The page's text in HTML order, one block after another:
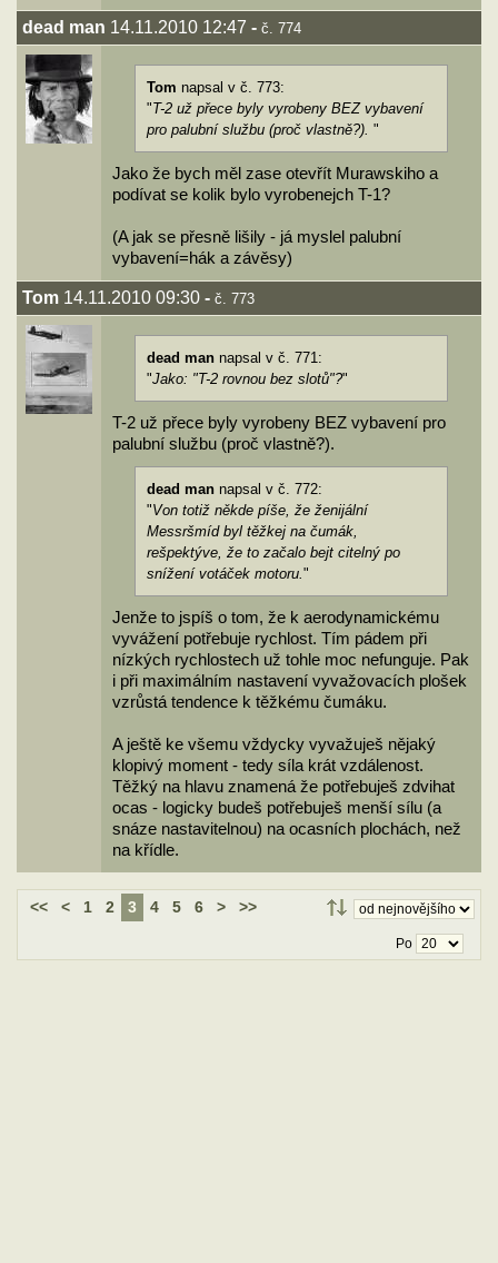
dead man 14.11.2010 12:47 - č. 774
Tom napsal v č. 773:
"T-2 už přece byly vyrobeny BEZ vybavení
pro palubní službu (proč vlastně?). "
Jako že bych měl zase otevřít Murawskiho a
podívat se kolik bylo vyrobenejch T-1?
(A jak se přesně lišily - já myslel palubní
vybavení=hák a závěsy)
Tom 14.11.2010 09:30 - č. 773
dead man napsal v č. 771:
"Jako: "T-2 rovnou bez slotů"?"
T-2 už přece byly vyrobeny BEZ vybavení pro
palubní službu (proč vlastně?).
dead man napsal v č. 772:
"Von totiž někde píše, že ženijální
Messršmíd byl těžkej na čumák,
rešpektýve, že to začalo bejt citelný po
snížení votáček motoru."
Jenže to jspíš o tom, že k aerodynamickému
vyvážení potřebuje rychlost. Tím pádem při
nízkých rychlostech už tohle moc nefunguje. Pak
i při maximálním nastavení vyvažovacích plošek
vzrůstá tendence k těžkému čumáku.
A ještě ke všemu vždycky vyvažuješ nějaký
klopivý moment - tedy síla krát vzdálenost.
Těžký na hlavu znamená že potřebuješ zdvihat
ocas - logicky budeš potřebuješ menší sílu (a
snáze nastavitelnou) na ocasních plochách, než
na křídle.
<< < 1 2 3 4 5 6 > >>
Po